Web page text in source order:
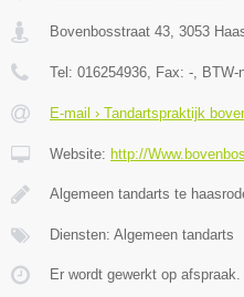
Bovenbosstraat 43 3053
Tel: 016254936 , Fax: - , BTW-
E-mail › Tandartspraktijk
Website: http://
Algemeen tandarts te
Diensten: Algemeen tandarts
Er wordt gewerkt op afspraak.